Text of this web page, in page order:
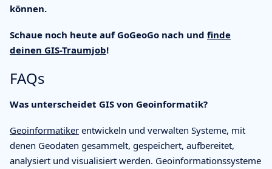
können.
Schaue noch heute auf GoGeoGo nach und finde
deinen GIS-Traumjob!
FAQs
Was unterscheidet GIS von Geoinformatik?
Geoinformatiker entwickeln und verwalten Systeme, mit
denen Geodaten gesammelt, gespeichert, aufbereitet,
analysiert und visualisiert werden. Geoinformationssysteme